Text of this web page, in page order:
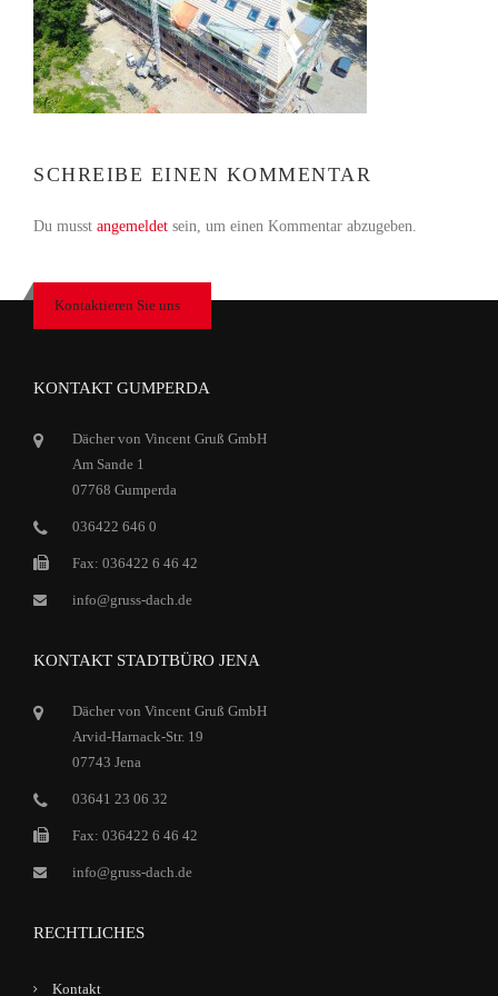
SCHREIBE EINEN KOMMENTAR
Du musst angemeldet sein, um einen Kommentar abzugeben.
Kontaktieren Sie uns
KONTAKT GUMPERDA
Dächer von Vincent Gruß GmbH
Am Sande 1
07768 Gumperda
036422 646 0
Fax: 036422 6 46 42
info@gruss-dach.de
KONTAKT STADTBÜRO JENA
Dächer von Vincent Gruß GmbH
Arvid-Harnack-Str. 19
07743 Jena
03641 23 06 32
Fax: 036422 6 46 42
info@gruss-dach.de
RECHTLICHES
Kontakt